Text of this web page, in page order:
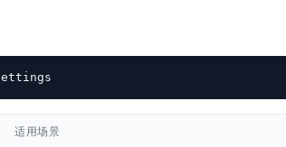
适用场景